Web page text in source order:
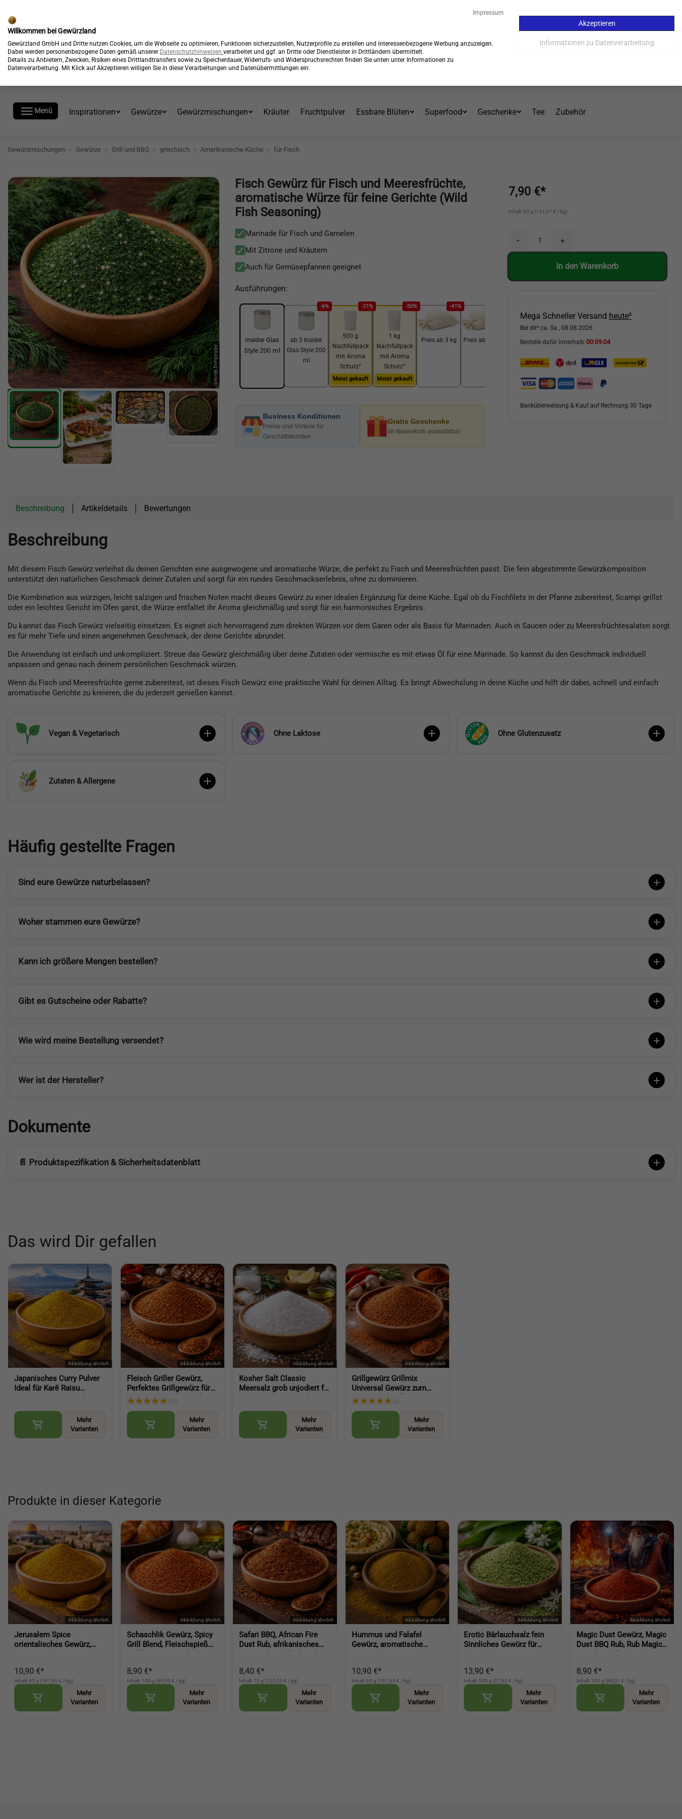
Kostenloser Versand* Kauf auf Rechnung - 30 Tage
 Menü Inspirationen Gewürze Gewürzmischungen Kräuter Fruchtpulver Essbare Blüten Superfood Geschenke Tee Zubehör
Gewürzmischungen > Gewürze > Grill und BBQ > griechisch > Amerikanische Küche > für Fisch
Fisch Gewürz für Fisch und Meeresfrüchte,
aromatische Würze für feine Gerichte (Wild
Fish Seasoning)
Marinade für Fisch und Garnelen
Mit Zitrone und Kräutern
Auch für Gemüsepfannen geeignet
Ausführungen:
Insider Glas
Style 200 ml
-6%
ab 3 Insider
Glas Style 200
ml
-21%
500 g
Nachfüllpack
mit Aroma
Schutz⁷
Meist gekauft
-30%
1 kg
Nachfüllpack
mit Aroma
Schutz⁷
Meist gekauft
-41%
Preis ab 3 kg Preis ab 25 kg
Business Konditionen
Preise und Vorteile für
Geschäftskunden
Gratis Geschenke
im Warenkorb auswählbar
7,90 €*
Inhalt: 60 g (131,67 € / kg)
- +
In den Warenkorb
Mega Schneller Versand heute²
Bei dir² ca. Sa., 08.08.2026
Bestelle dafür innerhalb 00:09:03
Banküberweisung & Kauf auf Rechnung 30 Tage
Beschreibung Artikeldetails Bewertungen
Beschreibung
Mit diesem Fisch Gewürz verleihst du deinen Gerichten eine ausgewogene und aromatische Würze, die perfekt zu Fisch und Meeresfrüchten passt. Die fein abgestimmte Gewürzkomposition
unterstützt den natürlichen Geschmack deiner Zutaten und sorgt für ein rundes Geschmackserlebnis, ohne zu dominieren.
Die Kombination aus würzigen, leicht salzigen und frischen Noten macht dieses Gewürz zu einer idealen Ergänzung für deine Küche. Egal ob du Fischfilets in der Pfanne zubereitest, Scampi grillst
oder ein leichtes Gericht im Ofen garst, die Würze entfaltet ihr Aroma gleichmäßig und sorgt für ein harmonisches Ergebnis.
Du kannst das Fisch Gewürz vielseitig einsetzen. Es eignet sich hervorragend zum direkten Würzen vor dem Garen oder als Basis für Marinaden. Auch in Saucen oder zu Meeresfrüchtesalaten sorgt
es für mehr Tiefe und einen angenehmen Geschmack, der deine Gerichte abrundet.
Die Anwendung ist einfach und unkompliziert. Streue das Gewürz gleichmäßig über deine Zutaten oder vermische es mit etwas Öl für eine Marinade. So kannst du den Geschmack individuell
anpassen und genau nach deinem persönlichen Geschmack würzen.
Wenn du Fisch und Meeresfrüchte gerne zubereitest, ist dieses Fisch Gewürz eine praktische Wahl für deinen Alltag. Es bringt Abwechslung in deine Küche und hilft dir dabei, schnell und einfach
aromatische Gerichte zu kreieren, die du jederzeit genießen kannst.
Vegan & Vegetarisch Ohne Laktose Ohne Glutenzusatz
Zutaten & Allergene
Häufig gestellte Fragen
Sind eure Gewürze naturbelassen?
Woher stammen eure Gewürze?
Kann ich größere Mengen bestellen?
Gibt es Gutscheine oder Rabatte?
Wie wird meine Bestellung versendet?
Wer ist der Hersteller?
Dokumente
📄 Produktspezifikation & Sicherheitsdatenblatt
Das wird Dir gefallen
Japanisches Curry Pulver
Ideal für Karē Raisu
Curry Powder)
Mehr
Varianten
Fleisch Griller Gewürz,
Perfektes Grillgewürz für
Marinieren und Genießen
Fleisch und Grillgerichte
Mehr
Varianten
Kosher Salt Classic
Meersalz grob unjodiert für
iodized)
Mehr
Varianten
Grillgewürz Grillmix
Universal Gewürz zum
Braten und Grillen für
(BBQ Seasoning)
Mehr
Varianten
Produkte in dieser Kategorie
Jerusalem Spice
orientalisches Gewürz,
Fleisch Gemüse und
Reisgerichte (Jerusalem
Spice Orient
10,90 €*
Inhalt: 65 g (167,69 € / kg)
Mehr
Varianten
Schaschlik Gewürz, Spicy
Grill Blend, Fleischspieß
(Spicy Grill Blend)
8,90 €*
Inhalt: 100 g (89,00 € / kg)
Mehr
Varianten
Safari BBQ, African Fire
Dust Rub, afrikanisches
Fire Dust Rub)
8,40 €*
Inhalt: 70 g (120,00 € / kg)
Mehr
Varianten
Hummus und Falafel
Gewürz, aromatische
Kichererbsengerichte
(Hummus and Falafel Se
10,90 €*
Inhalt: 65 g (167,69 € / kg)
Mehr
Varianten
Erotic Bärlauchsalz fein
Sinnliches Gewürz für
aromatische Würze mit
Bärlauch (Wild Garlic Salt)
13,90 €*
Inhalt: 500 g (27,80 € / kg)
Mehr
Varianten
Magic Dust Gewürz, Magic
Dust BBQ Rub, Rub Magic
Rub)
8,90 €*
Inhalt: 100 g (89,01 € / kg)
Mehr
Varianten
Impressum
Willkommen bei Gewürzland
Gewürzland GmbH und Dritte nutzen Cookies, um die Webseite zu optimieren, Funktionen sicherzustellen, Nutzerprofile zu erstellen und interessenbezogene Werbung anzuzeigen.
Dabei werden personenbezogene Daten gemäß unserer Datenschutzhinweisen verarbeitet und ggf. an Dritte oder Dienstleister in Drittländern übermittelt.
Details zu Anbietern, Zwecken, Risiken eines Drittlandtransfers sowie zu Speicherdauer, Widerrufs- und Widerspruchsrechten finden Sie unten unter Informationen zu
Datenverarbeitung. Mit Klick auf Akzeptieren willigen Sie in diese Verarbeitungen und Datenübermittlungen ein.
Akzeptieren
Informationen zu Datenverarbeitung